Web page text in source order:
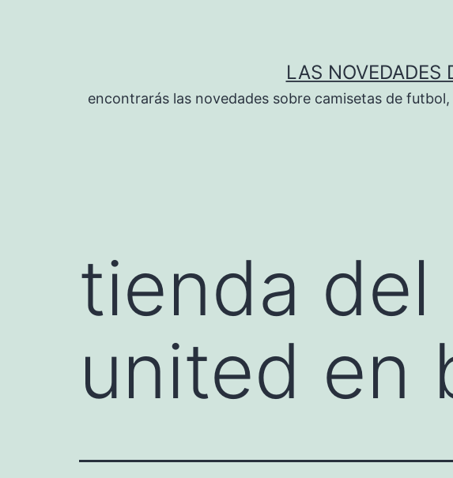
LAS NOVEDADES
encontrarás las novedades sobre camisetas de
tienda
united en